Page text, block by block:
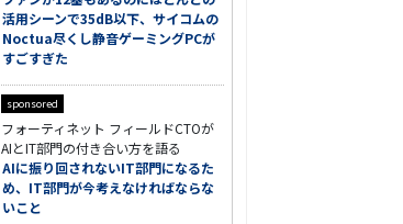
活用シーンで35dB以下、サイコムの
Noctua尽くし静音ゲーミングPCが
すごすぎた
sponsored
フォーティネット フィールドCTOが
AIとIT部門の付き合い方を語る
AIに振り回されないIT部門になるた
め、IT部門が今考えなければならな
いこと